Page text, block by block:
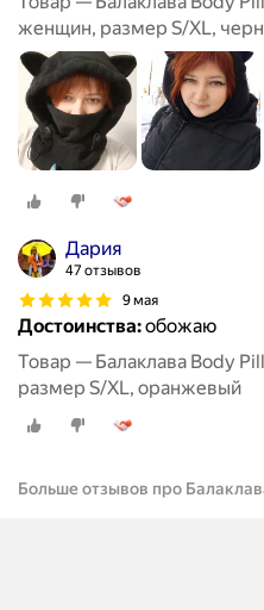
женщин, размер S/XL,
Дария
47 отзывов
9 мая
Достоинства:обожаю
Товар — Балаклава Body
размер S/XL, оранжевый
Больше отзывов про